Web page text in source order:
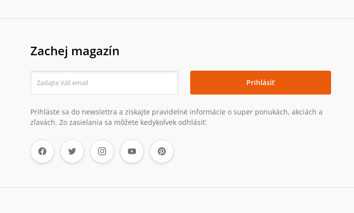
Zachej magazín
Prihlásiť
Prihláste sa do newslettra a získajte pravidelné informácie o super ponukách, akciách a
zľavách. Zo zasielania sa môžete kedykoľvek odhlásiť.